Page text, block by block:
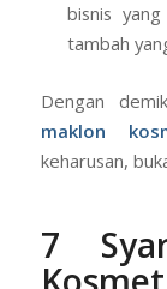
bisnis
tambah
Dengan
maklon
keharusan,
7